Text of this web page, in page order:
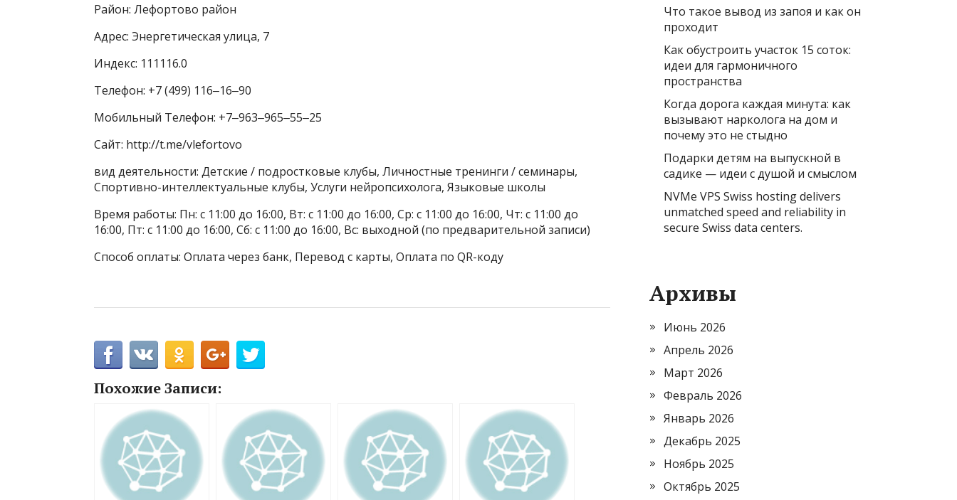
Район: Лефортово район
Адрес: Энергетическая улица, 7
Индекс: 111116.0
Телефон: +7 (499) 116‒16‒90
Мобильный Телефон: +7‒963‒965‒55‒25
Сайт: http://t.me/vlefortovo
вид деятельности: Детские / подростковые клубы, Личностные тренинги / семинары,
Спортивно-интеллектуальные клубы, Услуги нейропсихолога, Языковые школы
Время работы: Пн: с 11:00 до 16:00, Вт: с 11:00 до 16:00, Ср: с 11:00 до 16:00, Чт: с 11:00 до
16:00, Пт: с 11:00 до 16:00, Сб: с 11:00 до 16:00, Вс: выходной (по предварительной записи)
Способ оплаты: Оплата через банк, Перевод с карты, Оплата по QR-коду
Похожие Записи:
Что такое вывод из запоя и как он
проходит
Как обустроить участок 15 соток:
идеи для гармоничного
пространства
Когда дорога каждая минута: как
вызывают нарколога на дом и
почему это не стыдно
Подарки детям на выпускной в
садике — идеи с душой и смыслом
NVMe VPS Swiss hosting delivers
unmatched speed and reliability in
secure Swiss data centers.
Архивы
Июнь 2026
Апрель 2026
Март 2026
Февраль 2026
Январь 2026
Декабрь 2025
Ноябрь 2025
Октябрь 2025